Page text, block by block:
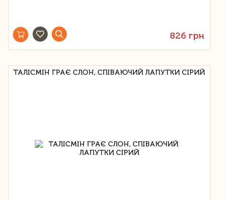
826 грн
ТАЛІСМІН ГРАЄ СЛОН, СПІВАЮЧИЙ ЛАПУТКИ СІРИЙ